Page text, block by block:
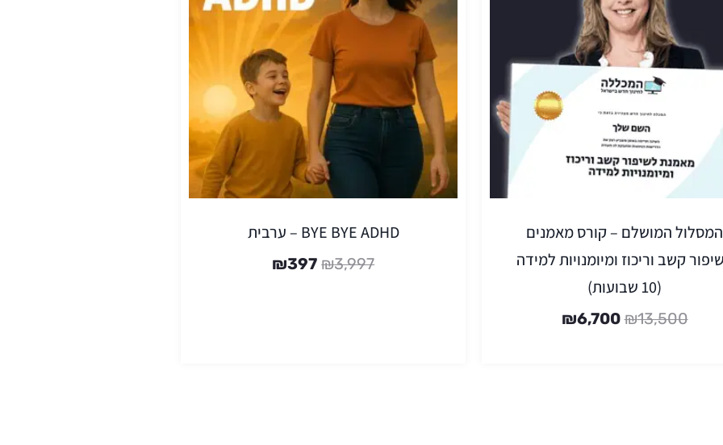
המסלול המושלם – קורס מאמנים
קשב וריכוז ומיומנויות למידה
(10 שבועות)
₪13,500
₪6,700
BYE BYE ADHD – ערבית
₪3,997
₪397